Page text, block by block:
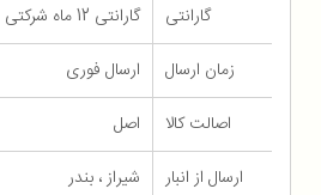
گارانتی
گارانتی 12 ماه شرکتی
زمان ارسال
ارسال فوری
اصالت کالا
اصل
ارسال از انبار
شیراز ، بندر